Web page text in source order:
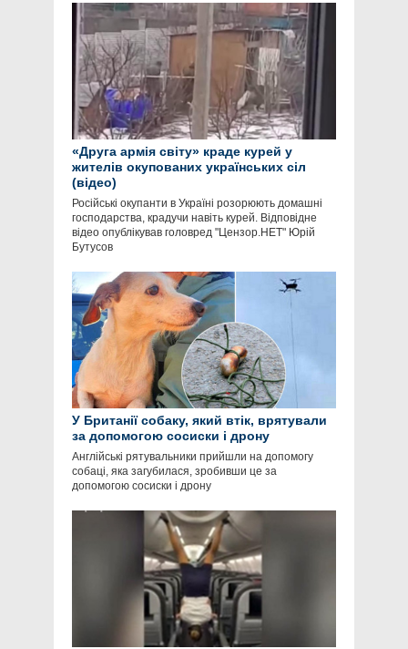
«Друга армія світу» краде курей у
жителів окупованих українських сіл
(відео)
Російські окупанти в Україні розорюють домашні
господарства, крадучи навіть курей. Відповідне
відео опублікував головред "Цензор.НЕТ" Юрій
Бутусов
У Британії собаку, який втік, врятували
за допомогою сосиски і дрону
Англійські рятувальники прийшли на допомогу
собаці, яка загубилася, зробивши це за
допомогою сосиски і дрону